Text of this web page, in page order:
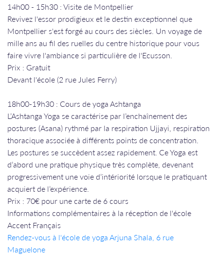
14h00 - 15h30 : Visite de Montpellier
Revivez l'essor prodigieux et le destin exceptionnel que
Montpellier s'est forgé au cours des siècles. Un voyage de
mille ans au fil des ruelles du centre historique pour vous
faire vivre l'ambiance si particulière de l'Ecusson.
Prix : Gratuit
Devant l'école (2 rue Jules Ferry)
18h00-19h30 : Cours de yoga Ashtanga
L’Ashtanga Yoga se caractérise par l’enchaînement des
postures (Asana) rythmé par la respiration Ujjayi, respiration
thoracique associée à différents points de concentration.
Les postures se succèdent assez rapidement. Ce Yoga est
d’abord une pratique physique très complète, devenant
progressivement une voie d’intériorité lorsque le pratiquant
acquiert de l’expérience.
Prix : 70€ pour une carte de 6 cours
Informations complémentaires à la réception de l'école
Accent Français
Rendez-vous à l'école de yoga Arjuna Shala, 6 rue
Maguelone